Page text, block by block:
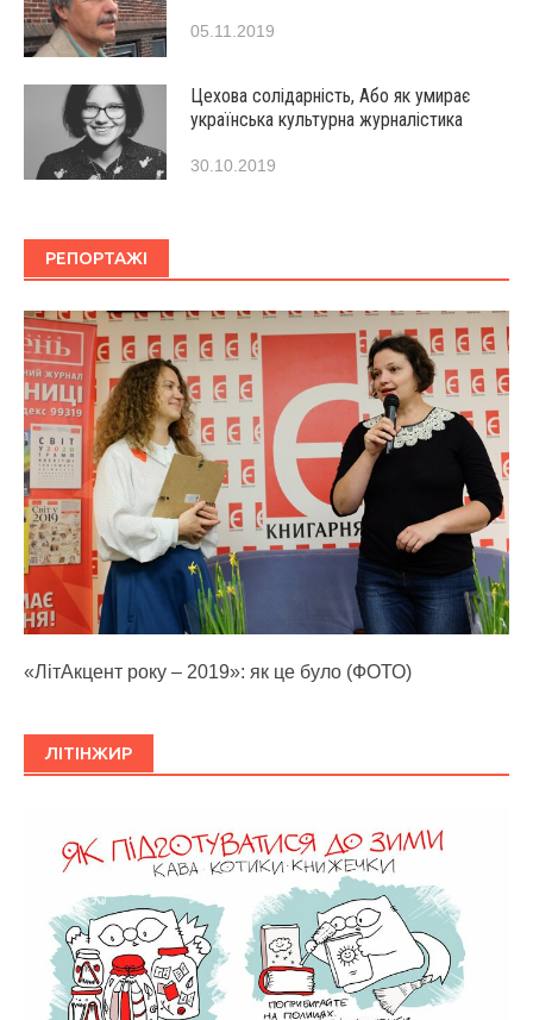
05.11.2019
Цехова солідарність, Або як умирає
українська культурна журналістика
30.10.2019
РЕПОРТАЖІ
«ЛітАкцент року – 2019»: як це було (ФОТО)
ЛІТІНЖИР